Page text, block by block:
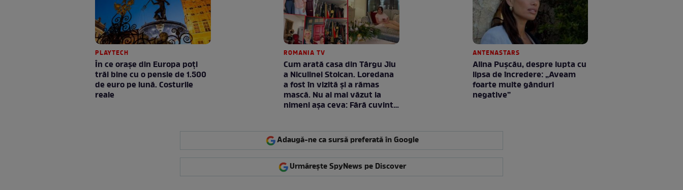
PLAYTECH
În ce orașe din Europa poți
trăi bine cu o pensie de 1.500
de euro pe lună. Costurile
reale
ROMANIA TV
Cum arată casa din Târgu Jiu
a Niculinei Stoican. Loredana
a fost în vizită și a rămas
mască. Nu ai mai văzut la
nimeni așa ceva: Fără cuvinte
ANTENASTARS
Alina Pușcău, despre lupta cu
lipsa de încredere: „Aveam
foarte multe gânduri
negative”
Adaugă-ne ca sursă preferată în Google
Urmărește SpyNews pe Discover